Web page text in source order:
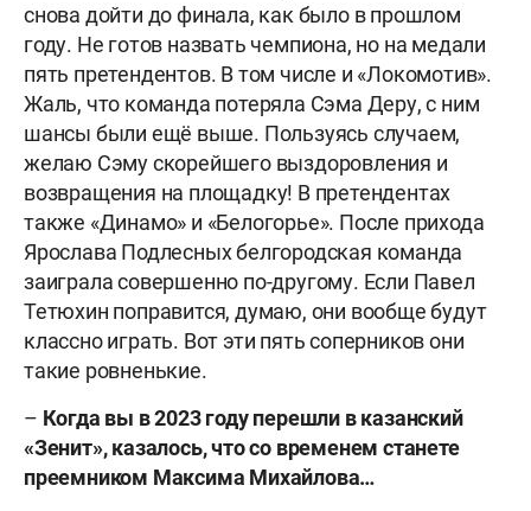
снова дойти до финала, как было в прошлом
году. Не готов назвать чемпиона, но на медали
пять претендентов. В том числе и «Локомотив».
Жаль, что команда потеряла Сэма Деру, с ним
шансы были ещё выше. Пользуясь случаем,
желаю Сэму скорейшего выздоровления и
возвращения на площадку! В претендентах
также «Динамо» и «Белогорье». После прихода
Ярослава Подлесных белгородская команда
заиграла совершенно по-другому. Если Павел
Тетюхин поправится, думаю, они вообще будут
классно играть. Вот эти пять соперников они
такие ровненькие.
– Когда вы в 2023 году перешли в казанский
«Зенит», казалось, что со временем станете
преемником Максима Михайлова…